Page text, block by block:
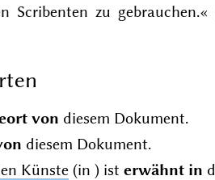
Scribenten zu
von diesem Dokument.
diesem Dokument.
Künste(in ) ist erwähnt in